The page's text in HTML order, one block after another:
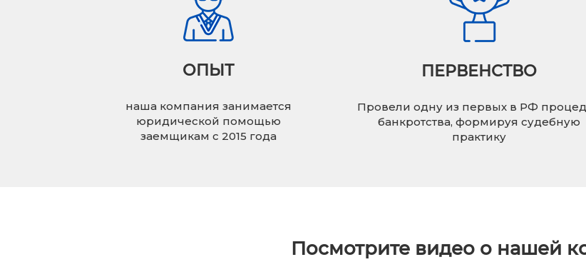
ОПЫТ
наша компания занимается
юридической помощью
заемщикам с 2015 года
ПЕРВЕНСТВО
Провели одну из первых в РФ
банкротства, формируя судебную
практику
Посмотрите видео о нашей